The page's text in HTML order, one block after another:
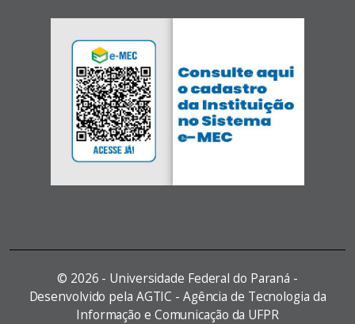
© 2026 - Universidade Federal do Paraná -
Desenvolvido pela AGTIC - Agência de Tecnologia da
Informação e Comunicação da UFPR